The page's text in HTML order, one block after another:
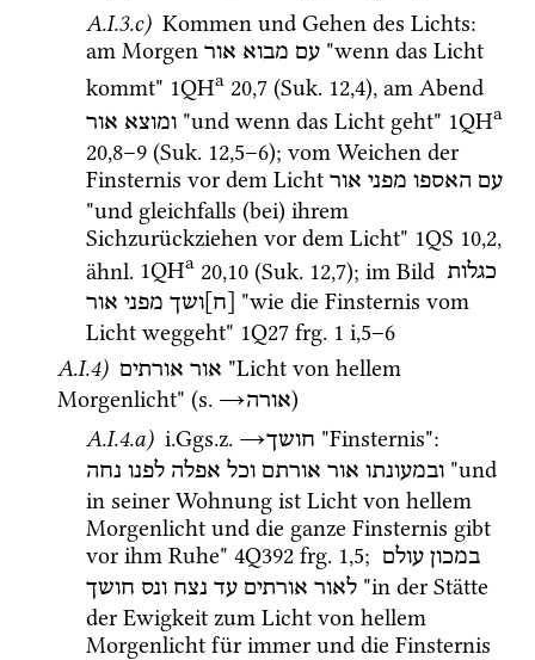
A.I.3.c) Kommen und Gehen des Lichts:
am Morgen
עם מבוא אור
"wenn das Licht
kommt" 1QHa 20,7 (Suk. 12,4)
ומוצא אור "und wenn das Licht geht" 1QHa
20,8–9 (Suk. 12,5–6); vom Weichen der
Finsternis vor dem Licht
עם האספו מפני אור
"und gleichfalls (bei) ihrem
Sichzurückziehen vor dem Licht" 1QS 10,2
ähnl. 1QHa 20,10 (Suk. 12,7); im Bild כגלות
[ח]ושך מפני אור
"wie die Finsternis vom
Licht weggeht" 1Q27 frg. 1 i,5–6
A.I.4) אור אורתים "Licht von hellem
Morgenlicht" (s. →אורה)
A.I.4.a) i.Ggs.z. →חושך "Finsternis"
ובמעונתו אור אורתם וכל אפלה לפנו נחה
"und
in seiner Wohnung ist Licht von hellem
Morgenlicht und die ganze Finsternis gibt
vor ihm Ruhe" 4Q392 frg. 1,5; במכון עולם
לאור אורתים עד נצח ונס חושך
"in der Stätte
der Ewigkeit zum Licht von hellem
Morgenlicht für immer und die Finsternis